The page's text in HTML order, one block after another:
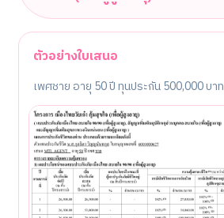
ตัวอย่างใบเสนอ
เพศชาย อายุ 50 ปี ทุนประกัน 500,000 บาท